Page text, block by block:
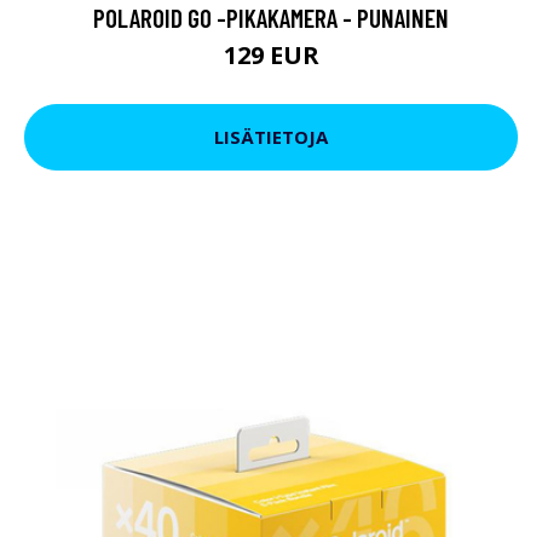
POLAROID GO -PIKAKAMERA - PUNAINEN
129 EUR
LISÄTIETOJA